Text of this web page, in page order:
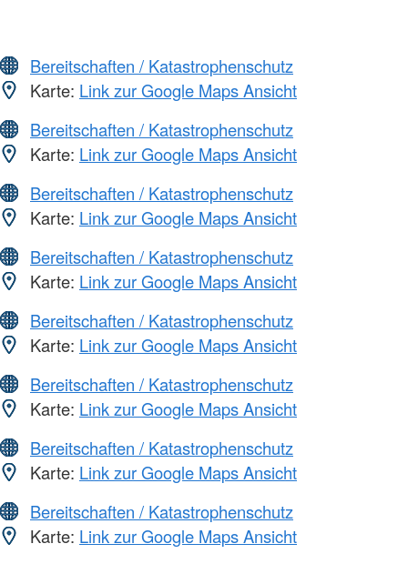
Bereitschaften / Katastrophenschutz
Karte: Link zur Google Maps Ansicht
Bereitschaften / Katastrophenschutz
Karte: Link zur Google Maps Ansicht
Bereitschaften / Katastrophenschutz
Karte: Link zur Google Maps Ansicht
Bereitschaften / Katastrophenschutz
Karte: Link zur Google Maps Ansicht
Bereitschaften / Katastrophenschutz
Karte: Link zur Google Maps Ansicht
Bereitschaften / Katastrophenschutz
Karte: Link zur Google Maps Ansicht
Bereitschaften / Katastrophenschutz
Karte: Link zur Google Maps Ansicht
Bereitschaften / Katastrophenschutz
Karte: Link zur Google Maps Ansicht